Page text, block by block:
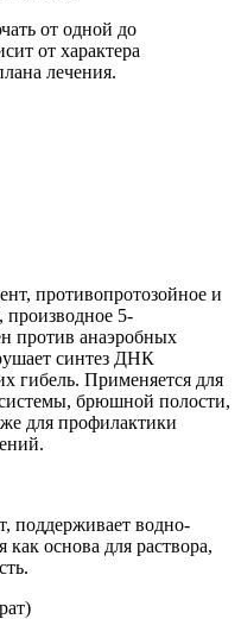
от одной до
от характера
лечения.
противопротозойное и
производное 5-
против анаэробных
синтез ДНК
гибель. Применяется для
брюшной полости,
для профилактики
поддерживает водно-
как основа для раствора,